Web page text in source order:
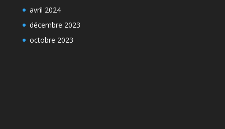
avril 2024
décembre 2023
octobre 2023